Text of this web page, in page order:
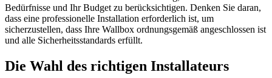
Bedürfnisse und Ihr Budget zu berücksichtigen. Denken Sie daran,
dass eine professionelle Installation erforderlich ist, um
sicherzustellen, dass Ihre Wallbox ordnungsgemäß angeschlossen ist
und alle Sicherheitsstandards erfüllt.
Die Wahl des richtigen Installateurs